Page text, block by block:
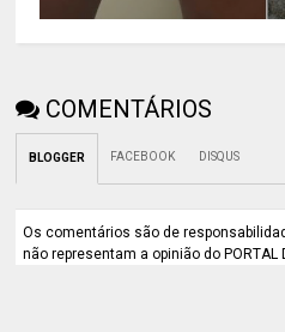
COMENTÁRIOS
BLOGGER FACEBOOK DISQUS
Os comentários são de
não representam a opinião do PORTAL